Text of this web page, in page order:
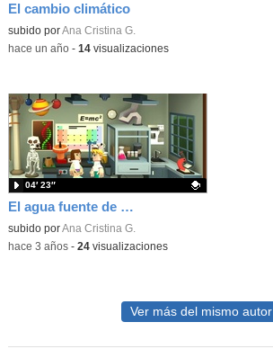
El cambio climático
Contenido educativo.
subido porAna Cristina G.
-hace un año- 14visualizaciones
El agua fuente de vida
Contenido educativo.
subido porAna Cristina G.
04′ 23″
-hace 3 años- 24visualizaciones
Ver más del mismo autor